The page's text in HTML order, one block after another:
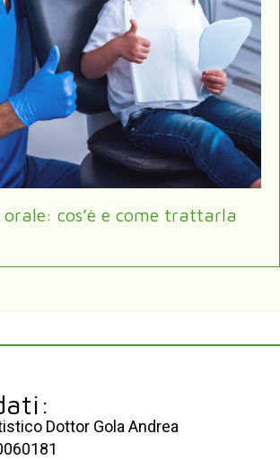
orale: cos’è e come trattarla
Dottor Gola Andrea